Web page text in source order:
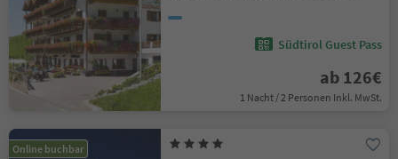
Südtirol Guest Pass
ab 126€
1 Nacht / 2 Personen Inkl. MwSt.
Online buchbar